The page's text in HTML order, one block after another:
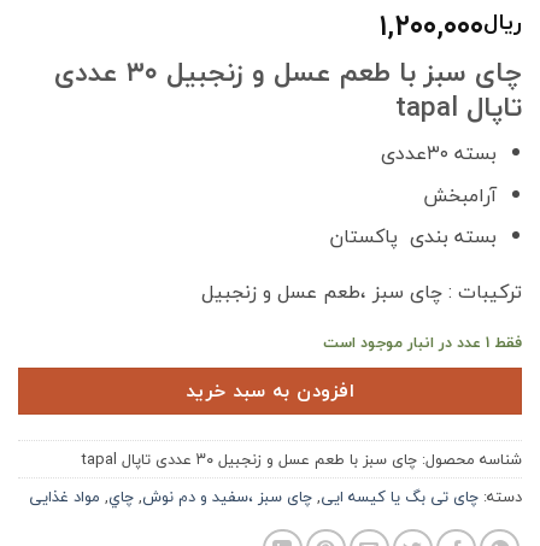
ریال۱,۲۰۰,۰۰۰
چای سبز با طعم عسل و زنجبیل ۳۰ عددی
تاپال tapal
بسته ۳۰عددی
آرامبخش
بسته بندی پاکستان
ترکیبات : چای سبز ،طعم عسل و زنجبیل
فقط 1 عدد در انبار موجود است
افزودن به سبد خرید
شناسه محصول: چای سبز با طعم عسل و زنجبیل ۳۰ عددی تاپال tapal
دسته: چای تی بگ یا کیسه ایی,چای سبز ،سفید و دم نوش,چاي, مواد غذایی